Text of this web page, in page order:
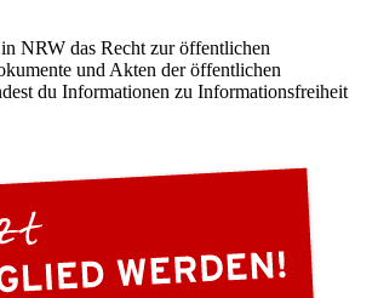
NRW das Recht zur öffentlichen
und Akten der öffentlichen
du Informationen zu Informationsfreiheit